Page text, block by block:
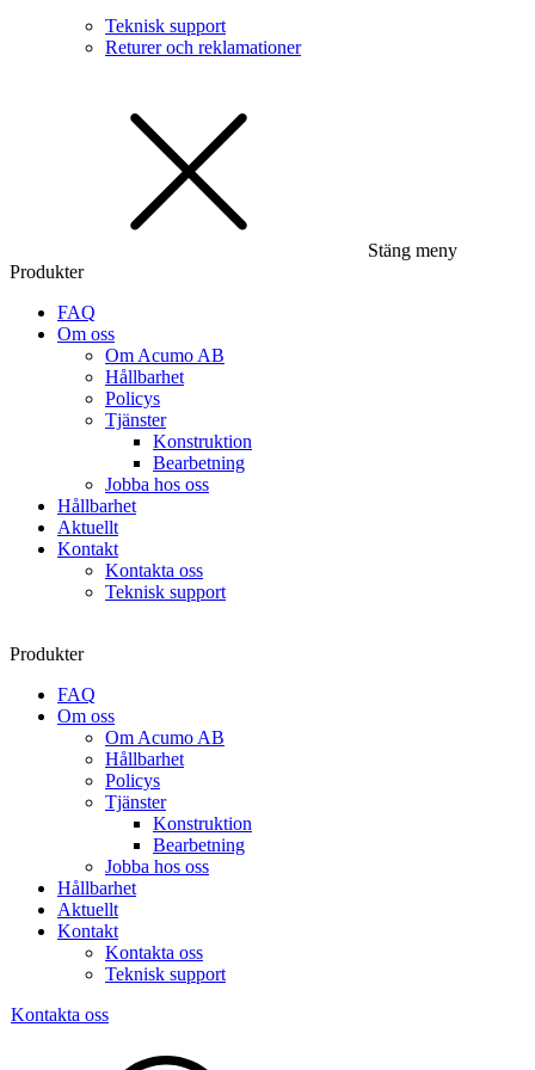
Teknisk support
Returer och reklamationer
Stäng meny
Produkter
FAQ
Om oss
Om Acumo AB
Hållbarhet
Policys
Tjänster
Konstruktion
Bearbetning
Jobba hos oss
Hållbarhet
Aktuellt
Kontakt
Kontakta oss
Teknisk support
Produkter
FAQ
Om oss
Om Acumo AB
Hållbarhet
Policys
Tjänster
Konstruktion
Bearbetning
Jobba hos oss
Hållbarhet
Aktuellt
Kontakt
Kontakta oss
Teknisk support
Kontakta oss